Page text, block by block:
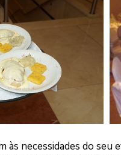
necessidades do seu